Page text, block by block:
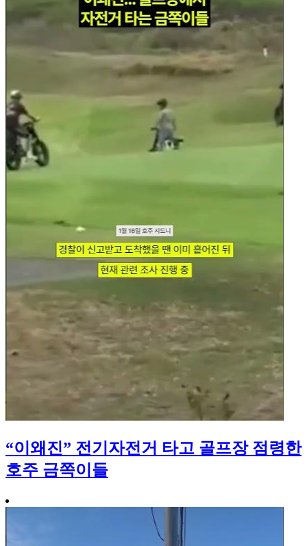
“이왜진” 전기자전거 타고 골프장 점령한
호주 금쪽이들